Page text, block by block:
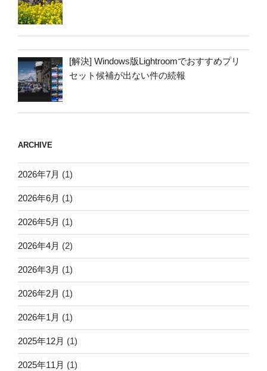
[解決] Windows版Lightroomでおすすめプリ
セット候補が出ない件の続報
ARCHIVE
2026年7月 (1)
2026年6月 (1)
2026年5月 (1)
2026年4月 (2)
2026年3月 (1)
2026年2月 (1)
2026年1月 (1)
2025年12月 (1)
2025年11月 (1)